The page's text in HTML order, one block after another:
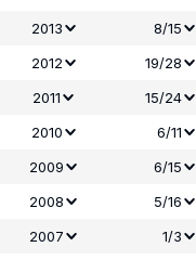
2013 8/15
2012 19/28
2011
15/24
2010
6/11
2009
6/15
2008
5/16
2007
1/3